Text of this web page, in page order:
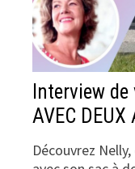
Interview
AVEC DEUX
Découvrez